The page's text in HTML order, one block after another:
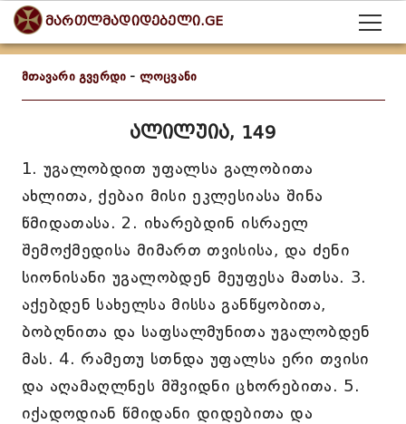
მართლმადიდებელი.GE
მთავარი გვერდი - ლოცვანი
ალილუია, 149
1. უგალობდით უფალსა გალობითა
ახლითა, ქებაი მისი ეკლესიასა შინა
წმიდათასა. 2. იხარებდინ ისრაელ
შემოქმედისა მიმართ თვისისა, და ძენი
სიონისანი უგალობდენ მეუფესა მათსა. 3.
აქებდენ სახელსა მისსა განწყობითა,
ბობღნითა და საფსალმუნითა უგალობდენ
მას. 4. რამეთუ სთნდა უფალსა ერი თვისი
და აღამაღლნეს მშვიდნი ცხორებითა. 5.
იქადოდიან წმიდანი დიდებითა და